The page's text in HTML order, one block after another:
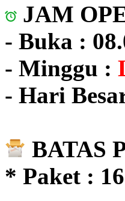
JAM
- Buka :
- Minggu :
- Hari
BATAS
* Paket :